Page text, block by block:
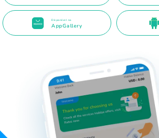
Disponível na
AppGallery